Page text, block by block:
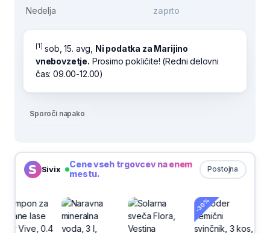
Nedelja zaprto
[1] sob, 15. avg, Ni podatka za Marijino
vnebovzetje. Prosimo pokličite! (Redni delovni
čas: 09.00-12.00)
Sporoči napako
Sivix Postojna
Cene vseh trgovcev na enem
mestu.
-30% -30%